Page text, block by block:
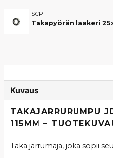
SCP
Takapyörän laakeri
Kuvaus
TAKAJARRURUMPU
115MM –
Taka jarrumaja, joka sopii